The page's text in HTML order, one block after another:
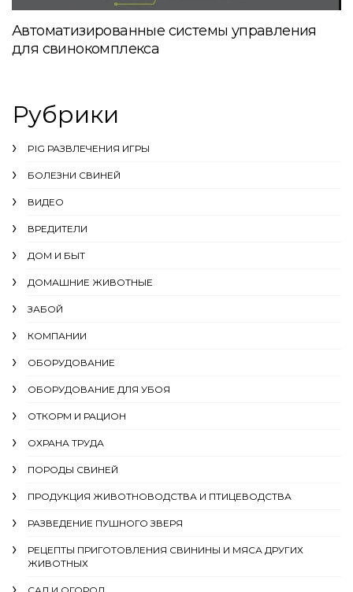
Автоматизированные системы управления
для свинокомплекса
Рубрики
PIG РАЗВЛЕЧЕНИЯ ИГРЫ
БОЛЕЗНИ СВИНЕЙ
ВИДЕО
ВРЕДИТЕЛИ
ДОМ И БЫТ
ДОМАШНИЕ ЖИВОТНЫЕ
ЗАБОЙ
КОМПАНИИ
ОБОРУДОВАНИЕ
ОБОРУДОВАНИЕ ДЛЯ УБОЯ
ОТКОРМ И РАЦИОН
ОХРАНА ТРУДА
ПОРОДЫ СВИНЕЙ
ПРОДУКЦИЯ ЖИВОТНОВОДСТВА И ПТИЦЕВОДСТВА
РАЗВЕДЕНИЕ ПУШНОГО ЗВЕРЯ
РЕЦЕПТЫ ПРИГОТОВЛЕНИЯ СВИНИНЫ И МЯСА ДРУГИХ
ЖИВОТНЫХ